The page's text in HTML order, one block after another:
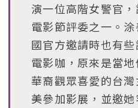
演一位高階女警官
電影節評委之一。
國官方邀請時也有
電影咖，原來是當
華裔觀眾喜愛的台
美參加影展，並邀